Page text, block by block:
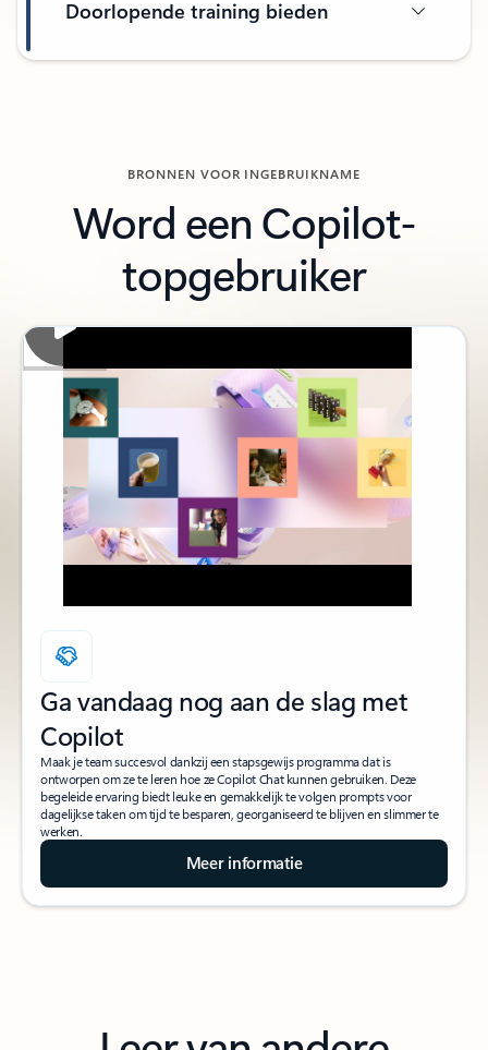
Doorlopende training bieden
BRONNEN VOOR INGEBRUIKNAME
Word een Copilot-
topgebruiker
Ga vandaag nog aan de slag met
Copilot
Maak je team succesvol dankzij een stapsgewijs programma dat is
ontworpen om ze te leren hoe ze Copilot Chat kunnen gebruiken. Deze
begeleide ervaring biedt leuke en gemakkelijk te volgen prompts voor
dagelijkse taken om tijd te besparen, georganiseerd te blijven en slimmer te
werken.
Meer informatie